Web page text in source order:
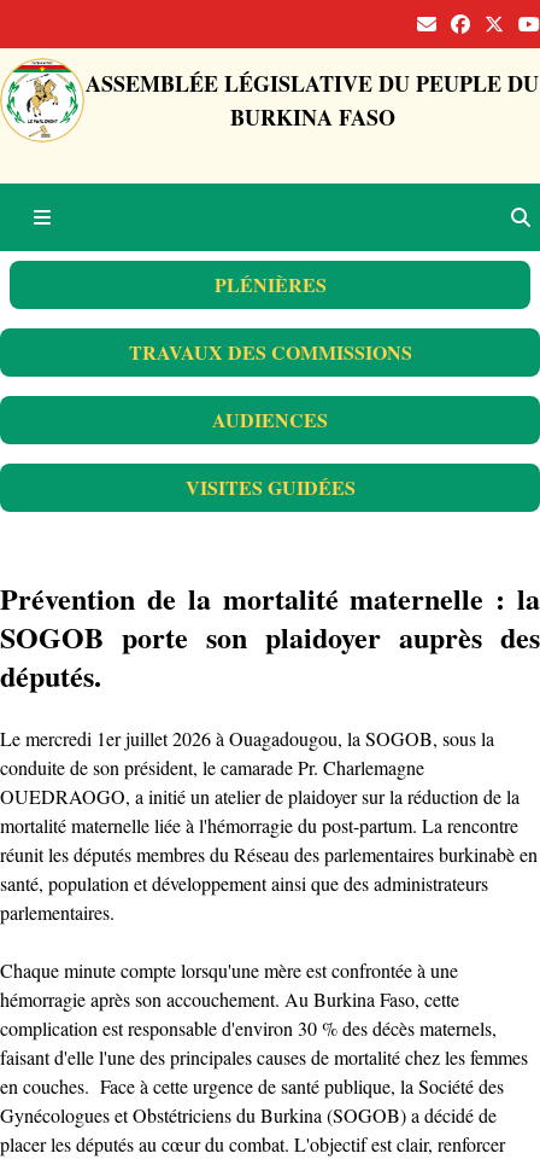
ASSEMBLÉE LÉGISLATIVE DU PEUPLE DU
BURKINA FASO
PLÉNIÈRES
TRAVAUX DES COMMISSIONS
AUDIENCES
VISITES GUIDÉES
Prévention de la mortalité maternelle : la
SOGOB porte son plaidoyer auprès des
députés.
Le mercredi 1er juillet 2026 à Ouagadougou, la SOGOB, sous la
conduite de son président, le camarade Pr. Charlemagne
OUEDRAOGO, a initié un atelier de plaidoyer sur la réduction de la
mortalité maternelle liée à l'hémorragie du post-partum. La rencontre
réunit les députés membres du Réseau des parlementaires burkinabè en
santé, population et développement ainsi que des administrateurs
parlementaires.
Chaque minute compte lorsqu'une mère est confrontée à une
hémorragie après son accouchement. Au Burkina Faso, cette
complication est responsable d'environ 30 % des décès maternels,
faisant d'elle l'une des principales causes de mortalité chez les femmes
en couches. Face à cette urgence de santé publique, la Société des
Gynécologues et Obstétriciens du Burkina (SOGOB) a décidé de
placer les députés au cœur du combat. L'objectif est clair, renforcer